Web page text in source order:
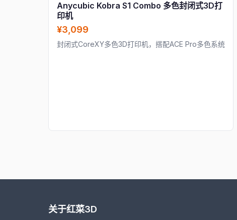
Anycubic Kobra S1 Combo 多色封闭式3D打
印机
¥3,099
封闭式CoreXY多色3D打印机，搭配ACE Pro多色系统
关于红菜3D